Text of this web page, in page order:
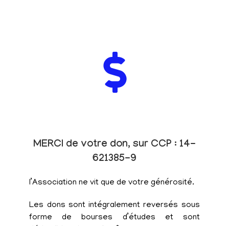
MERCI de votre don, sur CCP : 14-
621385-9
l’Association ne vit que de votre générosité.
Les dons sont intégralement reversés sous
forme de bourses d’études et sont